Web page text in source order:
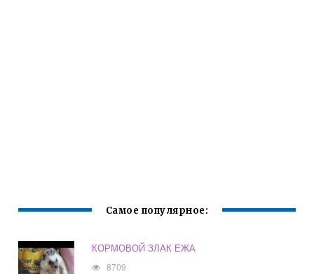
Самое популярное:
КОРМОВОЙ ЗЛАК ЕЖА
8709